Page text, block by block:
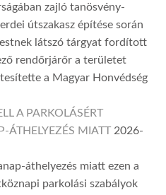
zajló tanösvény-
útszakasz építése során
látszó tárgyat fordított
rendőrjárőr a területet
a Magyar Honvédség
A PARKOLÁSÉRT
ÁTHELYEZÉS MIATT 2026-
áthelyezés miatt ezen a
parkolási szabályok